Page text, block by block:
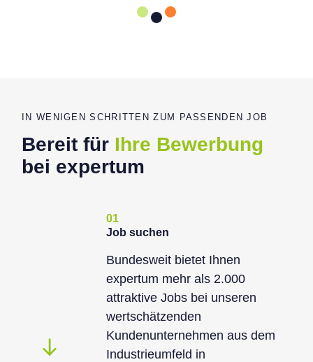
IN WENIGEN SCHRITTEN ZUM PASSENDEN JOB
Bereit für Ihre Bewerbung
bei expertum
01
Job suchen
Bundesweit bietet Ihnen
expertum mehr als 2.000
attraktive Jobs bei unseren
wertschätzenden
Kundenunternehmen aus dem
Industrieumfeld in